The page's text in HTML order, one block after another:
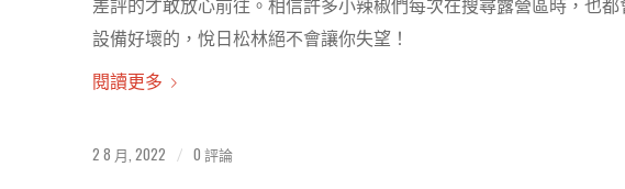
差評的才敢放心前往。相信許多小辣椒們每次在搜尋露營區時，也都
設備好壞的，悅日松林絕不會讓你失望！
閱讀更多
2 8 月, 2022 / 0 評論